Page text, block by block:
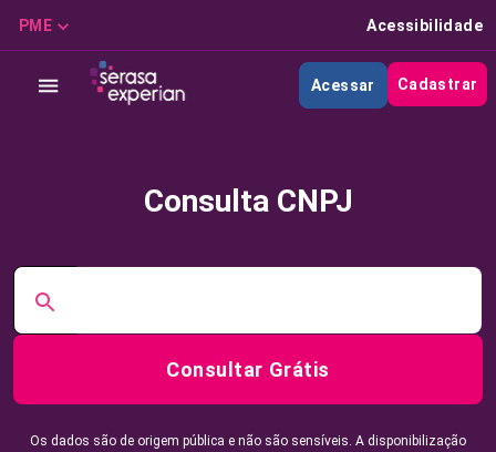
PME Acessibilidade
Acessar Cadastrar
Consulta CNPJ
Consultar Grátis
Os dados são de origem pública e não são sensíveis. A disponibilização